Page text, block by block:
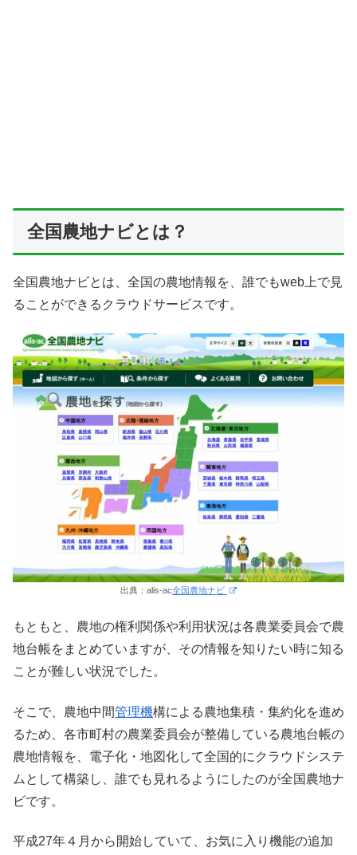
全国農地ナビとは？
全国農地ナビとは、全国の農地情報を、誰でもweb上で見
ることができるクラウドサービスです。
出典：alis-ac全国農地ナビ
もともと、農地の権利関係や利用状況は各農業委員会で農
地台帳をまとめていますが、その情報を知りたい時に知る
ことが難しい状況でした。
そこで、農地中間管理機構による農地集積・集約化を進め
るため、各市町村の農業委員会が整備している農地台帳の
農地情報を、電子化・地図化して全国的にクラウドシステ
ムとして構築し、誰でも見れるようにしたのが全国農地ナ
ビです。
平成27年４月から開始していて、お気に入り機能の追加